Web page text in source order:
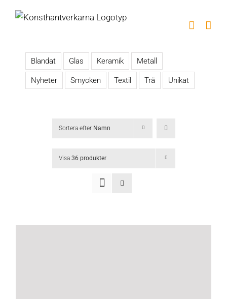
Blandat Glas Keramik Metall
Nyheter Smycken Textil Trä Unikat
Sortera efter Namn
Visa 36 produkter